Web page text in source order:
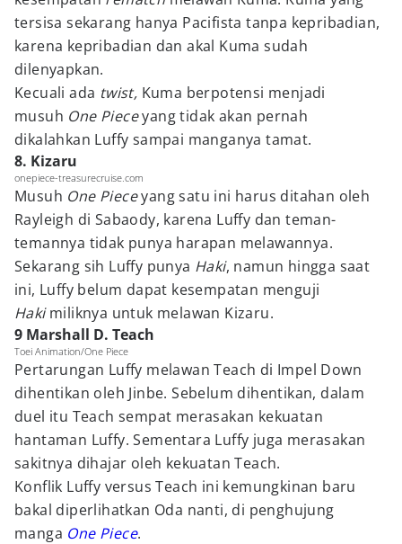
tersisa sekarang hanya Pacifista tanpa kepribadian,
karena kepribadian dan akal Kuma sudah
dilenyapkan.
Kecuali ada twist, Kuma berpotensi menjadi
musuh One Pieceyang tidak akan pernah
dikalahkan Luffy sampai manganya tamat.
8. Kizaru
onepiece-treasurecruise.com
Musuh One Pieceyang satu ini harus ditahan oleh
Rayleigh di Sabaody, karena Luffy dan teman-
temannya tidak punya harapan melawannya.
Sekarang sih Luffy punya Haki, namun hingga saat
ini, Luffy belum dapat kesempatan menguji
Hakimiliknya untuk melawan Kizaru.
9 Marshall D. Teach
Toei Animation/One Piece
Pertarungan Luffy melawan Teach di Impel Down
dihentikan oleh Jinbe. Sebelum dihentikan, dalam
duel itu Teach sempat merasakan kekuatan
hantaman Luffy. Sementara Luffy juga merasakan
sakitnya dihajar oleh kekuatan Teach.
Konflik Luffy versus Teach ini kemungkinan baru
bakal diperlihatkan Oda nanti, di penghujung
manga One Piece.